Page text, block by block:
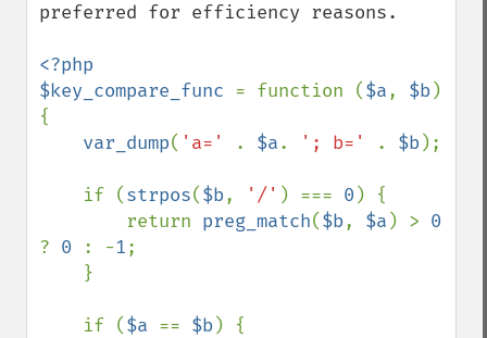
preferred for efficiency reasons.
<?php
$key_compare_func = function ($a, $b)
{
var_dump( 'a=' . $a. '; b=' . $b);
    if (
strpos($b, '/' ) === 0 ) {
        return
preg_match($b, $a ) >
? 0 : -1;
    if (
$a == $b) {